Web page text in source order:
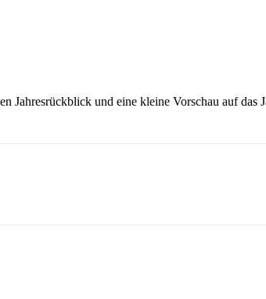
Jahresrückblick und eine kleine Vorschau auf das